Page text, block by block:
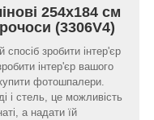
254x184 см
(3306V4)
зробити інтер'єр
інтер'єр вашого
фотошпалери.
і стель, це можливість
а надати їй